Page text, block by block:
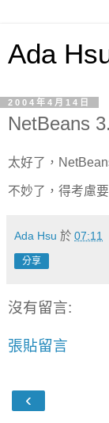
Ada
2004年4月14日
NetBeans
太好了，
不妙了，得考慮
Ada Hsu 於 07:11
分享
沒有留言:
張貼留言
‹